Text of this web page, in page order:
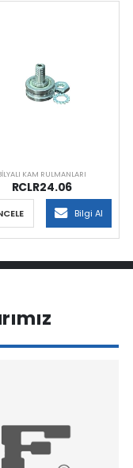
KAM RULMANLARI
RCLR24.06
Bilgi Al